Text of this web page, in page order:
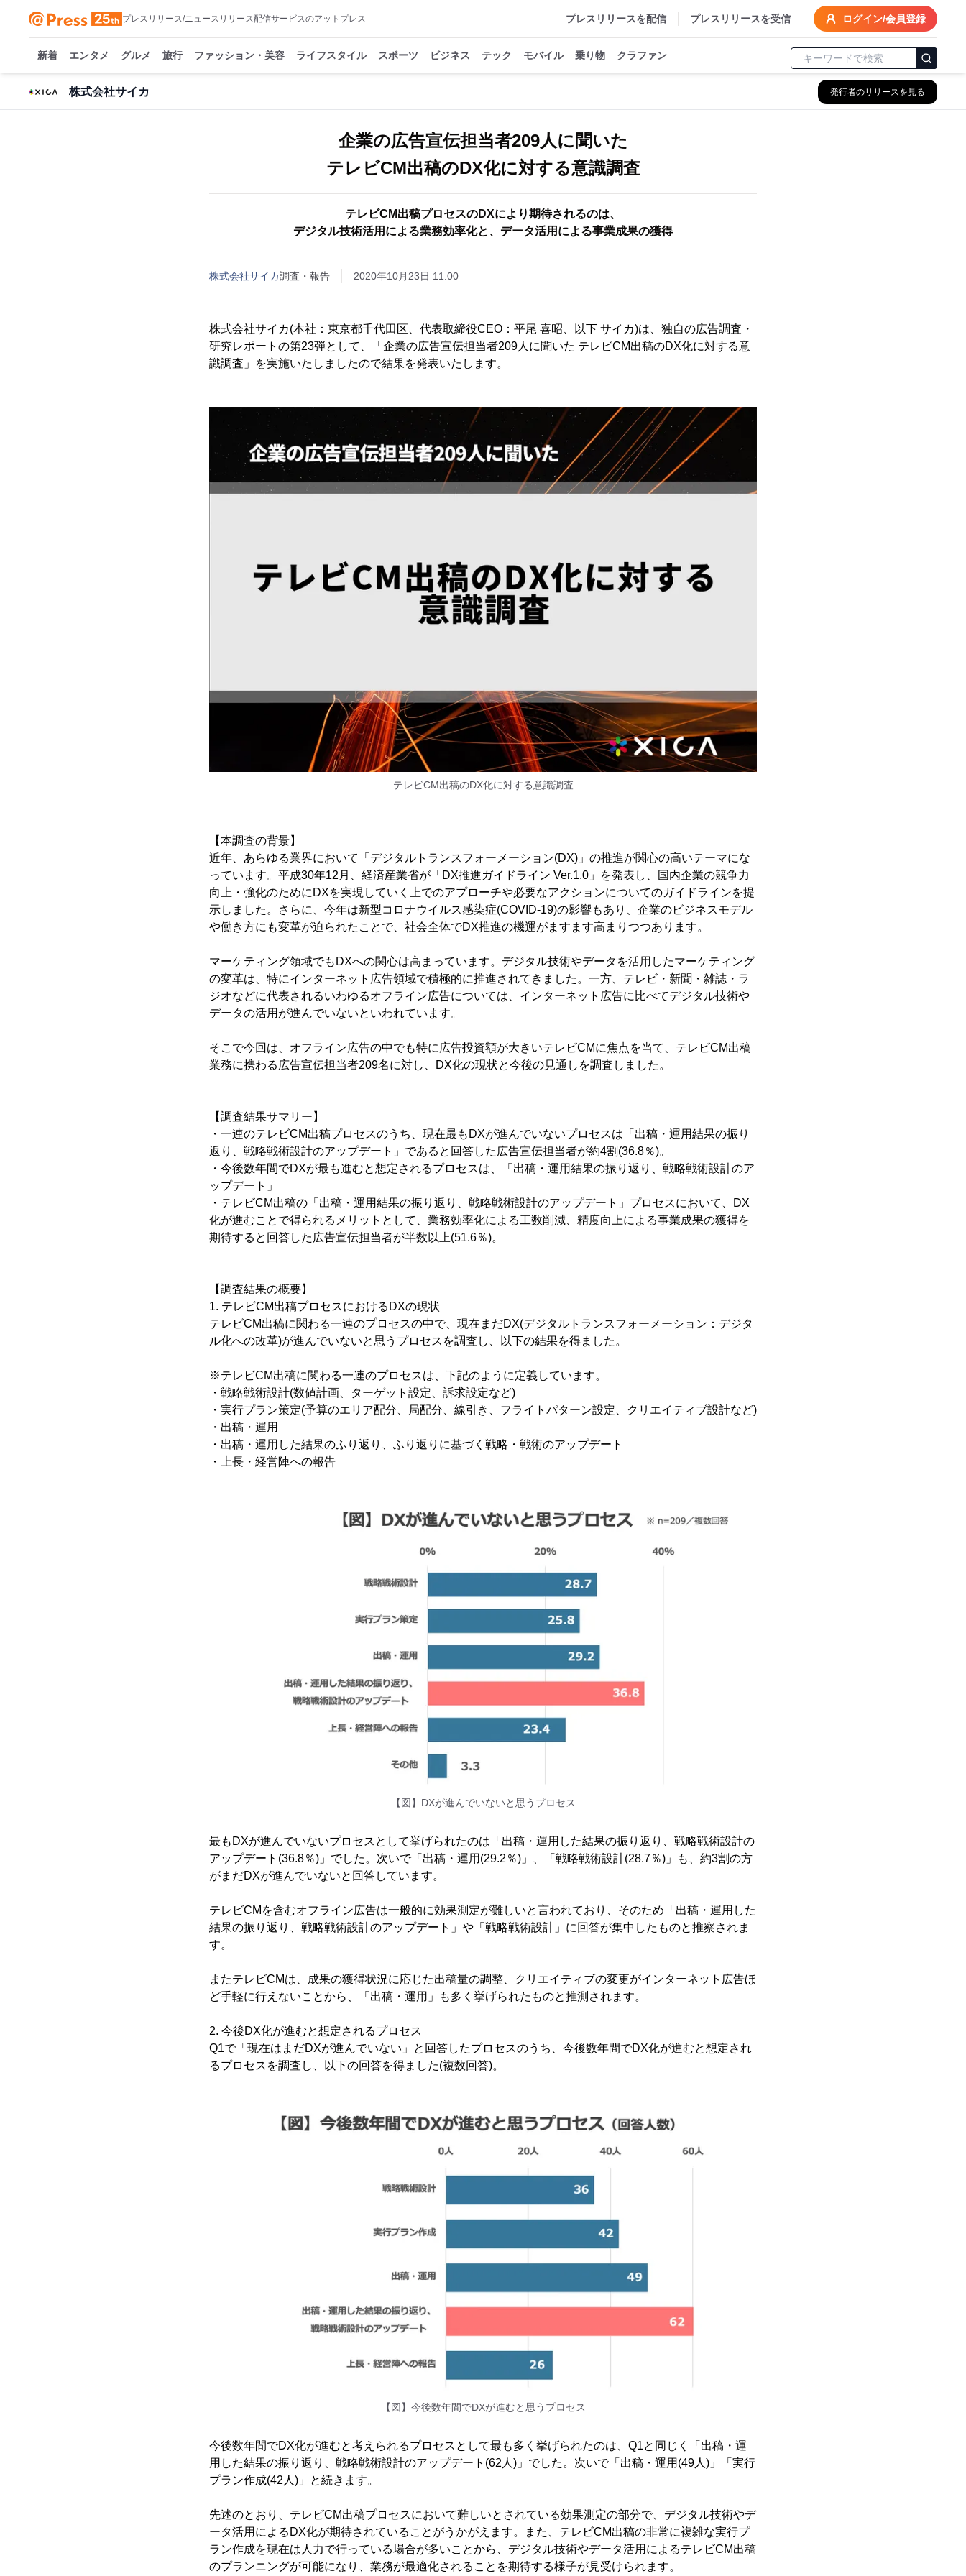
プレスリリース/ニュースリリース配信サービスのアットプレス プレスリリースを配信 プレスリリースを受信 ログイン/会員登録
新着 エンタメ グルメ 旅行 ファッション・美容 ライフスタイル スポーツ ビジネス テック モバイル 乗り物 クラファン
株式会社サイカ 発行者のリリースを見る
企業の広告宣伝担当者209人に聞いた
テレビCM出稿のDX化に対する意識調査
テレビCM出稿プロセスのDXにより期待されるのは、
デジタル技術活用による業務効率化と、データ活用による事業成果の獲得
株式会社サイカ調査・報告 2020年10月23日 11:00
株式会社サイカ(本社：東京都千代田区、代表取締役CEO：平尾 喜昭、以下 サイカ)は、独自の広告調査・
研究レポートの第23弾として、「企業の広告宣伝担当者209人に聞いた テレビCM出稿のDX化に対する意
識調査」を実施いたしましたので結果を発表いたします。
テレビCM出稿のDX化に対する意識調査
【本調査の背景】
近年、あらゆる業界において「デジタルトランスフォーメーション(DX)」の推進が関心の高いテーマにな
っています。平成30年12月、経済産業省が「DX推進ガイドライン Ver.1.0」を発表し、国内企業の競争力
向上・強化のためにDXを実現していく上でのアプローチや必要なアクションについてのガイドラインを提
示しました。さらに、今年は新型コロナウイルス感染症(COVID-19)の影響もあり、企業のビジネスモデル
や働き方にも変革が迫られたことで、社会全体でDX推進の機運がますます高まりつつあります。
マーケティング領域でもDXへの関心は高まっています。デジタル技術やデータを活用したマーケティング
の変革は、特にインターネット広告領域で積極的に推進されてきました。一方、テレビ・新聞・雑誌・ラ
ジオなどに代表されるいわゆるオフライン広告については、インターネット広告に比べてデジタル技術や
データの活用が進んでいないといわれています。
そこで今回は、オフライン広告の中でも特に広告投資額が大きいテレビCMに焦点を当て、テレビCM出稿
業務に携わる広告宣伝担当者209名に対し、DX化の現状と今後の見通しを調査しました。
【調査結果サマリー】
・一連のテレビCM出稿プロセスのうち、現在最もDXが進んでいないプロセスは「出稿・運用結果の振り
返り、戦略戦術設計のアップデート」であると回答した広告宣伝担当者が約4割(36.8％)。
・今後数年間でDXが最も進むと想定されるプロセスは、「出稿・運用結果の振り返り、戦略戦術設計のア
ップデート」
・テレビCM出稿の「出稿・運用結果の振り返り、戦略戦術設計のアップデート」プロセスにおいて、DX
化が進むことで得られるメリットとして、業務効率化による工数削減、精度向上による事業成果の獲得を
期待すると回答した広告宣伝担当者が半数以上(51.6％)。
【調査結果の概要】
1. テレビCM出稿プロセスにおけるDXの現状
テレビCM出稿に関わる一連のプロセスの中で、現在まだDX(デジタルトランスフォーメーション：デジタ
ル化への改革)が進んでいないと思うプロセスを調査し、以下の結果を得ました。
※テレビCM出稿に関わる一連のプロセスは、下記のように定義しています。
・戦略戦術設計(数値計画、ターゲット設定、訴求設定など)
・実行プラン策定(予算のエリア配分、局配分、線引き、フライトパターン設定、クリエイティブ設計など)
・出稿・運用
・出稿・運用した結果のふり返り、ふり返りに基づく戦略・戦術のアップデート
・上長・経営陣への報告
【図】DXが進んでいないと思うプロセス
最もDXが進んでいないプロセスとして挙げられたのは「出稿・運用した結果の振り返り、戦略戦術設計の
アップデート(36.8％)」でした。次いで「出稿・運用(29.2％)」、「戦略戦術設計(28.7％)」も、約3割の方
がまだDXが進んでいないと回答しています。
テレビCMを含むオフライン広告は一般的に効果測定が難しいと言われており、そのため「出稿・運用した
結果の振り返り、戦略戦術設計のアップデート」や「戦略戦術設計」に回答が集中したものと推察されま
す。
またテレビCMは、成果の獲得状況に応じた出稿量の調整、クリエイティブの変更がインターネット広告ほ
ど手軽に行えないことから、「出稿・運用」も多く挙げられたものと推測されます。
2. 今後DX化が進むと想定されるプロセス
Q1で「現在はまだDXが進んでいない」と回答したプロセスのうち、今後数年間でDX化が進むと想定され
るプロセスを調査し、以下の回答を得ました(複数回答)。
【図】今後数年間でDXが進むと思うプロセス
今後数年間でDX化が進むと考えられるプロセスとして最も多く挙げられたのは、Q1と同じく「出稿・運
用した結果の振り返り、戦略戦術設計のアップデート(62人)」でした。次いで「出稿・運用(49人)」「実行
プラン作成(42人)」と続きます。
先述のとおり、テレビCM出稿プロセスにおいて難しいとされている効果測定の部分で、デジタル技術やデ
ータ活用によるDX化が期待されていることがうかがえます。また、テレビCM出稿の非常に複雑な実行プ
ラン作成を現在は人力で行っている場合が多いことから、デジタル技術やデータ活用によるテレビCM出稿
のプランニングが可能になり、業務が最適化されることを期待する様子が見受けられます。